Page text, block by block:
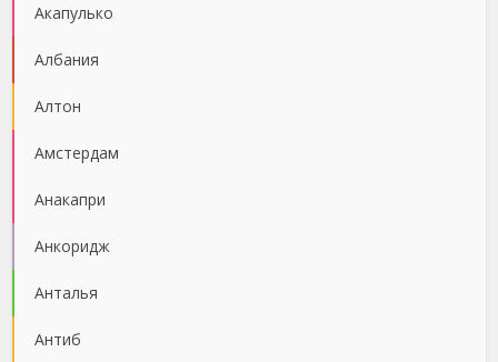
Акапулько
Албания
Алтон
Амстердам
Анакапри
Анкоридж
Анталья
Антиб